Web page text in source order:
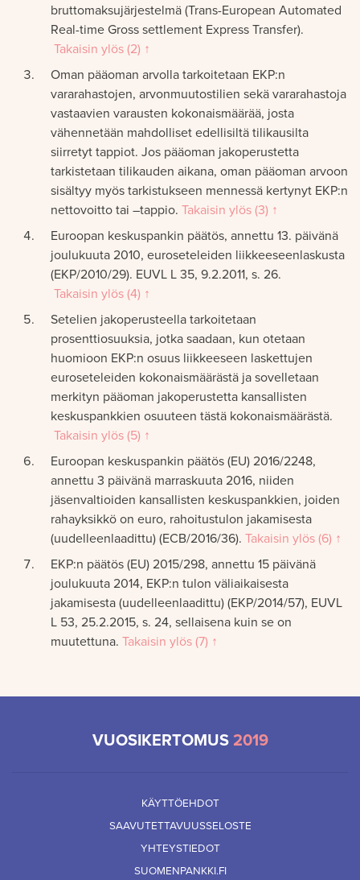
bruttomaksujärjestelmä (Trans-European Automated
Real-time Gross settlement Express Transfer).
Takaisin ylös (2) ↑
Oman pääoman arvolla tarkoitetaan EKP:n
vararahastojen, arvonmuutostilien sekä vararahastoja
vastaavien varausten kokonaismäärää, josta
vähennetään mahdolliset edellisiltä tilikausilta
siirretyt tappiot. Jos pääoman jakoperustetta
tarkistetaan tilikauden aikana, oman pääoman arvoon
sisältyy myös tarkistukseen mennessä kertynyt EKP:n
nettovoitto tai –tappio. Takaisin ylös (3) ↑
Euroopan keskuspankin päätös, annettu 13. päivänä
joulukuuta 2010, euroseteleiden liikkeeseenlaskusta
(EKP/2010/29). EUVL L 35, 9.2.2011, s. 26.
Takaisin ylös (4) ↑
Setelien jakoperusteella tarkoitetaan
prosenttiosuuksia, jotka saadaan, kun otetaan
huomioon EKP:n osuus liikkeeseen laskettujen
euroseteleiden kokonaismäärästä ja sovelletaan
merkityn pääoman jakoperustetta kansallisten
keskuspankkien osuuteen tästä kokonaismäärästä.
Takaisin ylös (5) ↑
Euroopan keskuspankin päätös (EU) 2016/2248,
annettu 3 päivänä marraskuuta 2016, niiden
jäsenvaltioiden kansallisten keskuspankkien, joiden
rahayksikkö on euro, rahoitustulon jakamisesta
(uudelleenlaadittu) (ECB/2016/36). Takaisin ylös (6) ↑
EKP:n päätös (EU) 2015/298, annettu 15 päivänä
joulukuuta 2014, EKP:n tulon väliaikaisesta
jakamisesta (uudelleenlaadittu) (EKP/2014/57), EUVL
L 53, 25.2.2015, s. 24, sellaisena kuin se on
muutettuna. Takaisin ylös (7) ↑
VUOSIKERTOMUS 2019
KÄYTTÖEHDOT
SAAVUTETTAVUUSSELOSTE
YHTEYSTIEDOT
SUOMENPANKKI.FI